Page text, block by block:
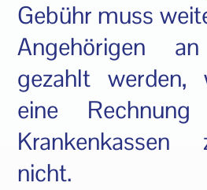
Gebühr muss
Angehörigen
gezahlt werden,
eine
nicht.